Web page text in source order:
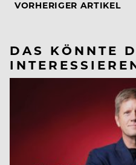
VORHERIGER ARTIKEL
DAS KÖNNTE